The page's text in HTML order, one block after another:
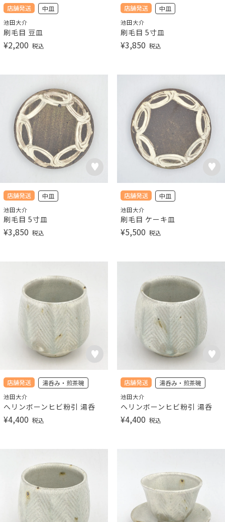
店舗発送 中皿
池田大介
刷毛目 豆皿
¥2,200 税込
店舗発送 中皿
池田大介
刷毛目 5寸皿
¥3,850 税込
店舗発送 中皿
池田大介
刷毛目 5寸皿
¥3,850 税込
店舗発送 中皿
池田大介
刷毛目 ケーキ皿
¥5,500 税込
店舗発送 湯呑み・煎茶碗
池田大介
へリンボーンヒビ粉引 湯呑
¥4,400 税込
店舗発送 湯呑み・煎茶碗
池田大介
へリンボーンヒビ粉引 湯呑
¥4,400 税込